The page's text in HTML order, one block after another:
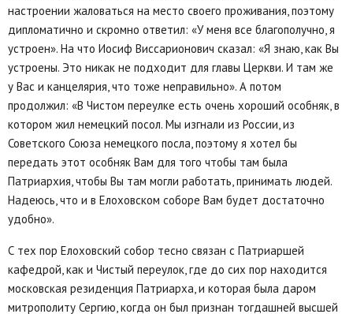
настроении жаловаться на место своего проживания, поэтому
дипломатично и скромно ответил: «У меня все благополучно, я
устроен». На что Иосиф Виссарионович сказал: «Я знаю, как Вы
устроены. Это никак не подходит для главы Церкви. И там же
у Вас и канцелярия, что тоже неправильно». А потом
продолжил: «В Чистом переулке есть очень хороший особняк, в
котором жил немецкий посол. Мы изгнали из России, из
Советского Союза немецкого посла, поэтому я хотел бы
передать этот особняк Вам для того чтобы там была
Патриархия, чтобы Вы там могли работать, принимать людей.
Надеюсь, что и в Елоховском соборе Вам будет достаточно
удобно».
С тех пор Елоховский собор тесно связан с Патриаршей
кафедрой, как и Чистый переулок, где до сих пор находится
московская резиденция Патриарха, и которая была даром
митрополиту Сергию, когда он был признан тогдашней высшей